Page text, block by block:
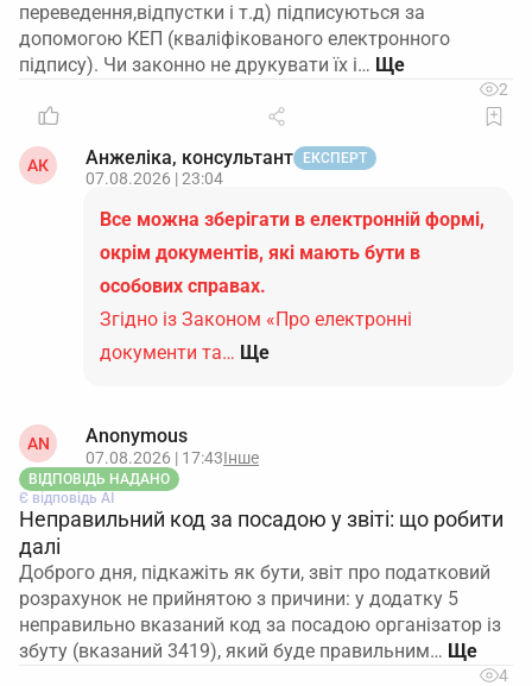
переведення,відпустки і т.д) підписуються за
допомогою КЕП (кваліфікованого електронного
підпису). Чи законно не друкувати їх і…
2
АК Анжеліка, консультант ЕКСПЕРТ
07.08.2026 | 23:04
Все можна зберігати в електронній формі,
окрім документів, які мають бути в
особових справах.
Згідно із Законом «Про електронні
документи та… Ще
AN Anonymous
07.08.2026 | 17:43Інше
ВІДПОВІДЬ НАДАНО
Є відповідь АІ
Неправильний код за посадою у звіті: що робити
далі
Доброго дня, підкажіть як бути, звіт про податковий
розрахунок не прийнятою з причини: у додатку 5
неправильно вказаний код за посадою організатор із
збуту (вказаний 3419), який буде правильним…
4